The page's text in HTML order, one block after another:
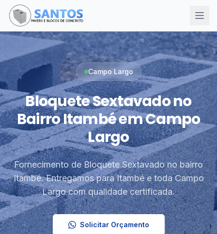
Campo Largo
Bloquete Sextavado no
Bairro Itambé em Campo
Largo
Fornecimento de Bloquete Sextavado no bairro
Itambé. Entregamos para Itambé e toda Campo
Largo com qualidade certificada.
Solicitar Orçamento